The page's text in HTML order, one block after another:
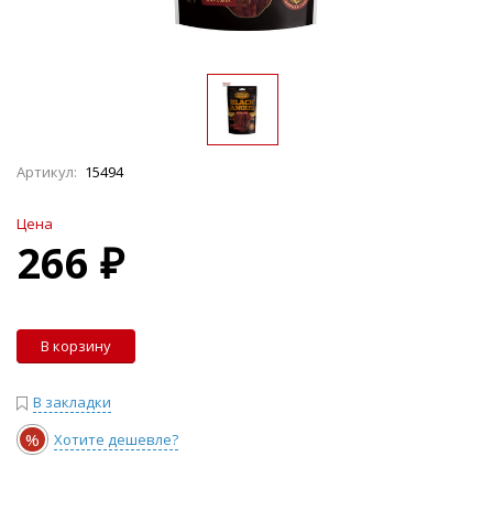
Артикул: 15494
Цена
266 ₽
В корзину
В закладки
% Хотите дешевле?